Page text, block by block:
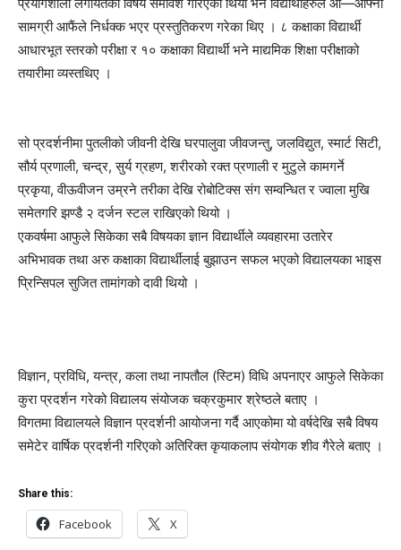
सामग्री आफैंले निर्धक्क भएर प्रस्तुतिकरण गरेका थिए । ८ कक्षाका विद्यार्थी
आधारभूत स्तरको परीक्षा र १० कक्षाका विद्यार्थी भने माद्यमिक शिक्षा परीक्षाको
तयारीमा व्यस्तथिए ।
सो प्रदर्शनीमा पुतलीको जीवनी देखि घरपालुवा जीवजन्तु, जलविद्युत, स्मार्ट सिटी,
सौर्य प्रणाली, चन्द्र, सुर्य ग्रहण, शरीरको रक्त प्रणाली र मुटुले कामगर्ने
प्रकृया, वीऊवीजन उम्रने तरीका देखि रोबोटिक्स संग सम्वन्धित र ज्वाला मुखि
समेतगरि झण्डै २ दर्जन स्टल राखिएको थियो ।
एकवर्षमा आफुले सिकेका सबै विषयका ज्ञान विद्यार्थीले व्यवहारमा उतारेर
अभिभावक तथा अरु कक्षाका विद्यार्थीलाई बुझाउन सफल भएको विद्यालयका भाइस
प्रिन्सिपल सुजित तामांगको दावी थियो ।
विज्ञान, प्रविधि, यन्त्र, कला तथा नापतौल (स्टिम) विधि अपनाएर आफुले सिकेका
कुरा प्रदर्शन गरेको विद्यालय संयोजक चक्रकुमार श्रेष्ठले बताए ।
विगतमा विद्यालयले विज्ञान प्रदर्शनी आयोजना गर्दै आएकोमा यो वर्षदेखि सबै विषय
समेटेर वार्षिक प्रदर्शनी गरिएको अतिरिक्त कृयाकलाप संयोगक शीव गैरेले बताए ।
Share this:
Facebook X